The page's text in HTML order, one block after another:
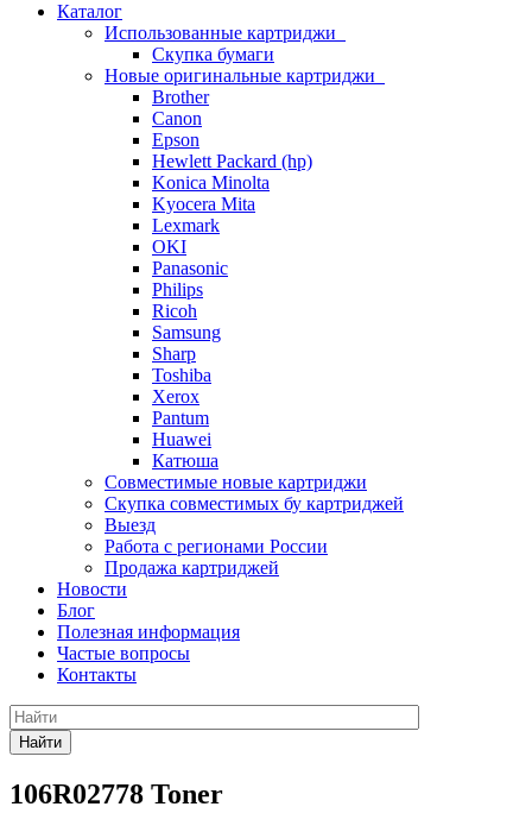
Каталог
Использованные картриджи
Скупка бумаги
Новые оригинальные картриджи
Brother
Canon
Epson
Hewlett Packard (hp)
Konica Minolta
Kyocera Mita
Lexmark
OKI
Panasonic
Philips
Ricoh
Samsung
Sharp
Toshiba
Xerox
Pantum
Huawei
Катюша
Совместимые новые картриджи
Скупка совместимых бу картриджей
Выезд
Работа с регионами России
Продажа картриджей
Новости
Блог
Полезная информация
Частые вопросы
Контакты
Найти
106R02778 Toner